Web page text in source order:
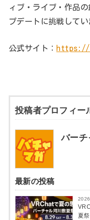
ィブ・ライブ・作品
プデートに挑戦してい
公式サイト： https://
投稿者プロフィー
バーチ
最新の投稿
夏